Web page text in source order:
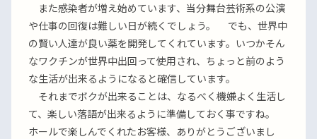
また感染者が増え始めています、当分舞台芸術系の公演
や仕事の回復は難しい日が続くでしょう。 でも、世界中
の賢い人達が良い薬を開発してくれています。いつかそん
なワクチンが世界中出回って使用され、ちょっと前のよう
な生活が出来るようになると確信しています。
それまでボクが出来ることは、なるべく機嫌よく生活し
て、楽しい落語が出来るように準備しておく事ですね。
ホールで楽しんでくれたお客様、ありがとうございまし